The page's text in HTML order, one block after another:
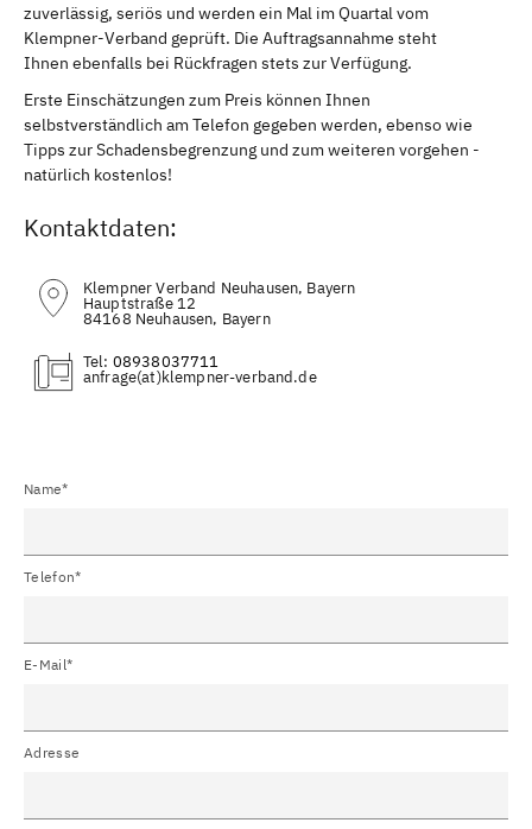
zuverlässig, seriös und werden ein Mal im Quartal vom
Klempner-Verband geprüft. Die Auftragsannahme steht
Ihnen ebenfalls bei Rückfragen stets zur Verfügung.
Erste Einschätzungen zum Preis können Ihnen
selbstverständlich am Telefon gegeben werden, ebenso wie
Tipps zur Schadensbegrenzung und zum weiteren vorgehen -
natürlich kostenlos!
Kontaktdaten:
Klempner Verband Neuhausen, Bayern
Hauptstraße 12
84168 Neuhausen, Bayern
Tel: 08938037711
(at)
Name*
Telefon*
E-Mail*
Adresse